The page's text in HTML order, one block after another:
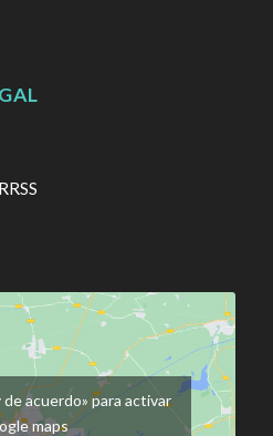
de acuerdo» para activar
maps